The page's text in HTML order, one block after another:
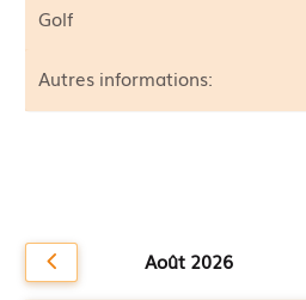
Golf
Autres informations:
Août 2026